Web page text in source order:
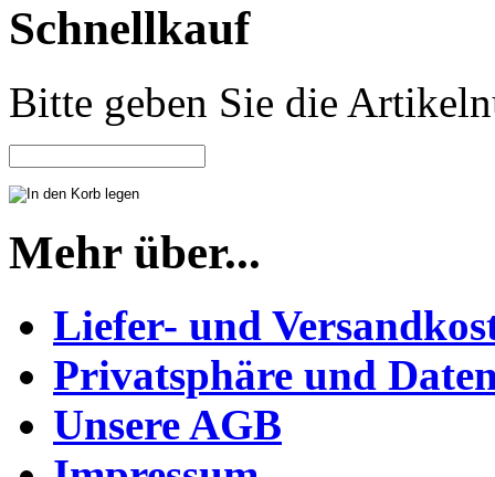
Schnellkauf
Bitte geben Sie die
Mehr über...
Liefer- und
Privatsphäre und
Unsere AGB